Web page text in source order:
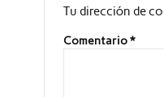
Tu dirección de
Comentario*